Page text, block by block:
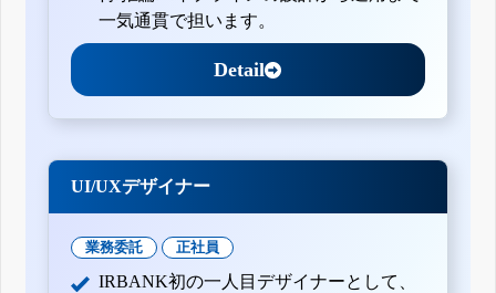
一気通貫で担います。
Detail
UI/UXデザイナー
業務委託 正社員
IRBANK初の一人目デザイナーとして、